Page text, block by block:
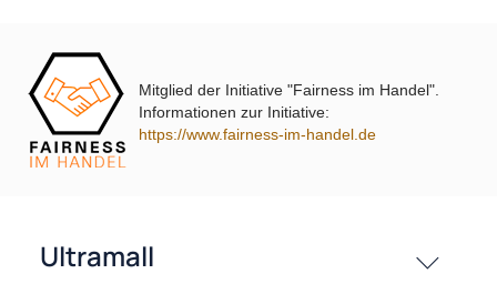
passende Produkte
History
Mitglied der Initiative "Fairness im Handel".
Informationen zur Initiative:
https://www.fairness-im-handel.de